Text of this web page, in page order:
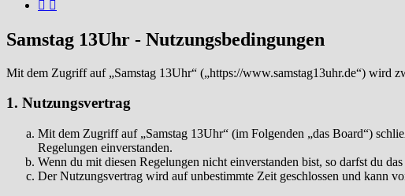
Samstag 13Uhr - Nutzungsbedingungen
Mit dem Zugriff auf „Samstag 13Uhr“ („https://www.samstag13uhr.de“) wird
1. Nutzungsvertrag
Mit dem Zugriff auf „Samstag 13Uhr“ (im Folgenden „das Board“)
Regelungen einverstanden.
Wenn du mit diesen Regelungen nicht einverstanden bist, so darfst du
Der Nutzungsvertrag wird auf unbestimmte Zeit geschlossen und kann